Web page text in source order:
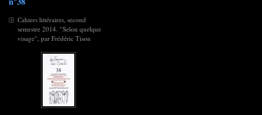
Cahiers littéraires, second
semestre 2014. "Selon quelque
visage", par Frédéric Tison